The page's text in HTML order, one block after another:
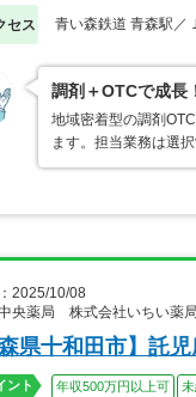
セス 青い森鉄道 青森駅
調剤＋OTCで成長
地域密着型の調剤
ます。担当業務は選
2025/10/08
央薬局 株式会社いちい薬
森県十和田市】託
ント 年収500万円以上可